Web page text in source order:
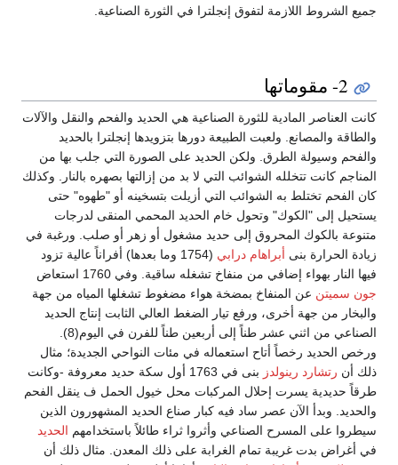
جميع الشروط اللازمة لتفوق إنجلترا في الثورة الصناعية.
2- مقوماتها
كانت العناصر المادية للثورة الصناعية هي الحديد والفحم والنقل والآلات
والطاقة والمصانع. ولعبت الطبيعة دورها بتزويدها إنجلترا بالحديد
والفحم وسيولة الطرق. ولكن الحديد على الصورة التي جلب بها من
المناجم كانت تتخلله الشوائب التي لا بد من إزالتها بصهره بالنار. وكذلك
كان الفحم تختلط به الشوائب التي أزيلت بتسخينه أو "طهوه" حتى
يستحيل إلى "الكوك" وتحول خام الحديد المحمي المنقى لدرجات
متنوعة بالكوك المحروق إلى حديد مشغول أو زهر أو صلب. ورغبة في
زيادة الحرارة بنى أبراهام درابي
(1754 وما بعدها) أفراناً عالية تزود
فيها النار بهواء إضافي من منفاخ تشغله ساقية. وفي 1760 استعاض
جون سميتن عن المنفاخ بمضخة هواء مضغوط تشغلها المياه من جهة
والبخار من جهة أخرى، ورفع تيار الضغط العالي الثابت إنتاج الحديد
الصناعي من اثني عشر طناً إلى أربعين طناً للفرن في اليوم(8).
ورخص الحديد رخصاً أتاح استعماله في مئات النواحي الجديدة؛ مثال
ذلك أن رتشارد رينولدز
بنى في 1763 أول سكة حديد معروفة -وكانت
طرقاً حديدية يسرت إحلال المركبات محل خيول الحمل ف ينقل الفحم
والحديد. وبدأ الآن عصر ساد فيه كبار صناع الحديد المشهورون الذين
سيطروا على المسرح الصناعي وأثروا ثراء طائلاً باستخدامهم الحديد
في أغراض بدت غريبة تمام الغرابة على ذلك المعدن. مثال ذلك أن